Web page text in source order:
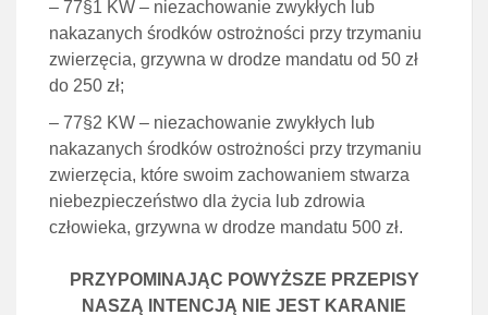
– 77§1 KW – niezachowanie zwykłych lub
nakazanych środków ostrożności przy trzymaniu
zwierzęcia, grzywna w drodze mandatu od 50 zł
do 250 zł;
– 77§2 KW – niezachowanie zwykłych lub
nakazanych środków ostrożności przy trzymaniu
zwierzęcia, które swoim zachowaniem stwarza
niebezpieczeństwo dla życia lub zdrowia
człowieka, grzywna w drodze mandatu 500 zł.
PRZYPOMINAJĄC POWYŻSZE PRZEPISY
NASZĄ INTENCJĄ NIE JEST KARANIE